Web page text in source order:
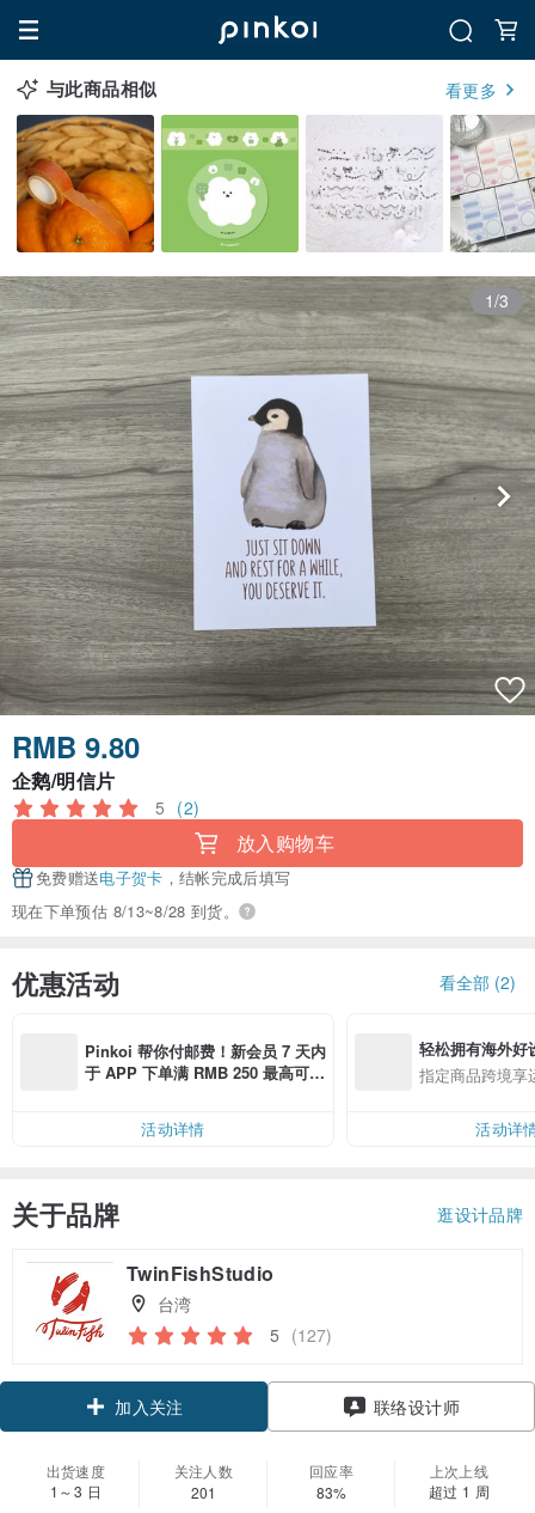
与此商品相似 看更多
1/3
RMB 9.80
企鹅/明信片
5 (2)
放入购物车
免费赠送电子贺卡 ，结帐完成后填写
现在下单预估 8/13~8/28 到货。
优惠活动 看全部 (2)
Pinkoi 帮你付邮费！新会员 7 天内
于 APP 下单满 RMB 250 最高可折
活动详情
轻松拥有海外好
指定商品跨境享
活动详
关于品牌 逛设计品牌
TwinFishStudio
台湾
5 (127)
加入关注 联络设计师
出货速度
1～3 日
关注人数
201
回应率
83%
上次上线
超过 1 周